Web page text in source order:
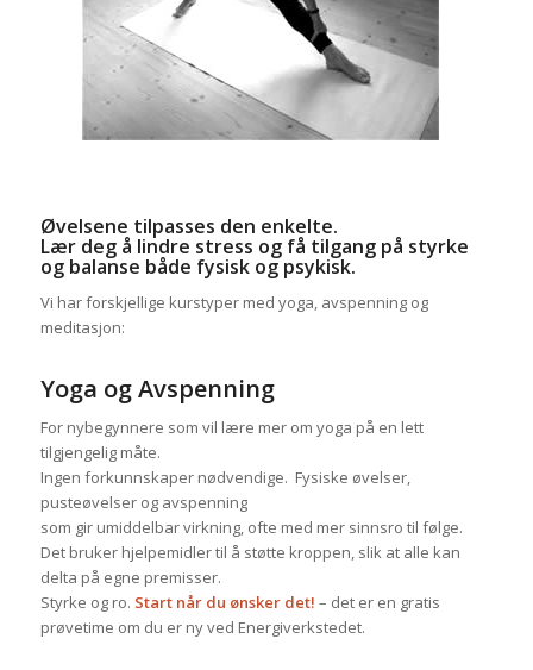
Øvelsene tilpasses den enkelte.
Lær deg å lindre stress og få tilgang på styrke
og balanse både fysisk og psykisk.
Vi har forskjellige kurstyper med yoga, avspenning og
meditasjon:
Yoga og Avspenning
For nybegynnere som vil lære mer om yoga på en lett
tilgjengelig måte.
Ingen forkunnskaper nødvendige. Fysiske øvelser,
pusteøvelser og avspenning
som gir umiddelbar virkning, ofte med mer sinnsro til følge.
Det bruker hjelpemidler til å støtte kroppen, slik at alle kan
delta på egne premisser.
Styrke og ro. Start når du ønsker det! – det er en gratis
prøvetime om du er ny ved Energiverkstedet.